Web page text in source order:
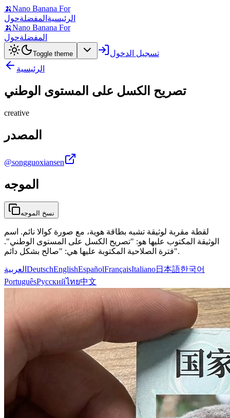
🍌Nano Banana For
الرئيسية المفضلةحول
🍌Nano Banana For
المفضلةحول
Toggle theme
تسجيل الدخول
الرئيسية
تصريح الكسل على المستوى الوطني
creative
المصدر
@songguoxiansen
الموجه
نسخ الموجه
لقطة مقربة لوثيقة تشبه بطاقة هوية، مع صورة كوالا نائم. اسم
الوثيقة المكتوب عليها هو: "تصريح الكسل على المستوى الوطني".
فترة الصلاحية المكتوبة عليها هي: "صالح بشكل دائم".
العربية DeutschEnglishEspañolFrançaisItaliano日本語한국어
PortuguêsРусскийไทย中文